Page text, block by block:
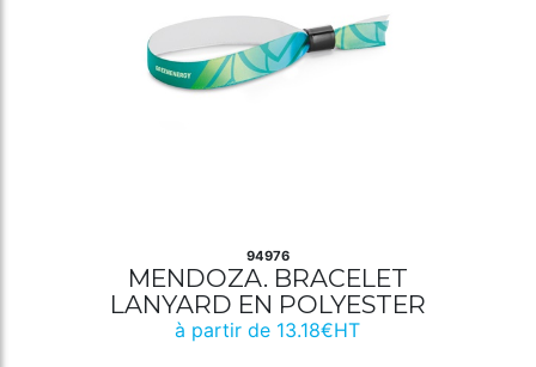
94976
MENDOZA. BRACELET
LANYARD EN POLYESTER
à partir de 13.18€HT